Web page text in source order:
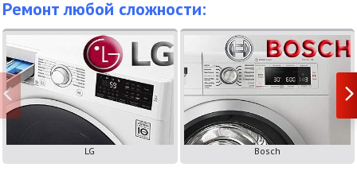
Ремонт любой сложности:
LG Bosch